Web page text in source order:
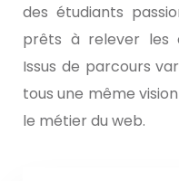
des étudiants
prêts à relever les
Issus de parcours
tous une même
le métier du web.